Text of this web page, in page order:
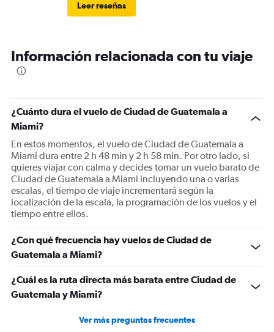
Leer reseñas
Información relacionada con tu viaje
¿Cuánto dura el vuelo de Ciudad de Guatemala a
Miami?
En estos momentos, el vuelo de Ciudad de Guatemala a
Miami dura entre 2 h 48 min y 2 h 58 min. Por otro lado, si
quieres viajar con calma y decides tomar un vuelo barato de
Ciudad de Guatemala a Miami incluyendo una o varias
escalas, el tiempo de viaje incrementará según la
localización de la escala, la programación de los vuelos y el
tiempo entre ellos.
¿Con qué frecuencia hay vuelos de Ciudad de
Guatemala a Miami?
¿Cuál es la ruta directa más barata entre Ciudad de
Guatemala y Miami?
Ver más preguntas frecuentes